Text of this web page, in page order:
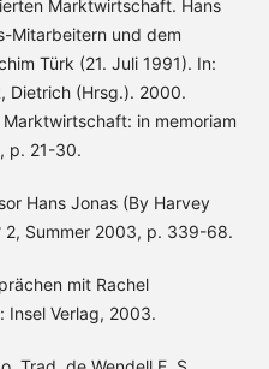
Marktwirtschaft. Hans
Mitarbeitern und dem
Türk (21. Juli 1991). In:
Dietrich (Hrsg.). 2000.
in memoriam
p. 21-30.
Hans Jonas (By Harvey
2, Summer 2003, p. 339-68.
mit Rachel
Insel Verlag, 2003.